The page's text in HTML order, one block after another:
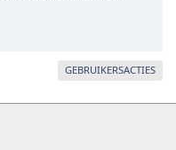
GEBRUIKERSACTIES